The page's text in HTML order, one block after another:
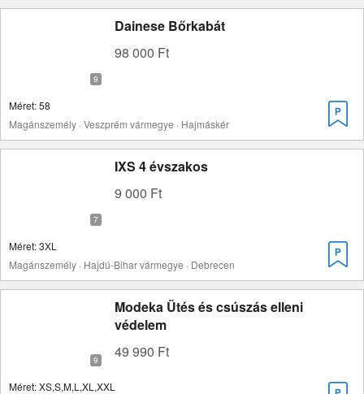
Dainese Bőrkabát
98 000 Ft
Méret: 58
Magánszemély · Veszprém vármegye · Hajmáskér
IXS 4 évszakos
9 000 Ft
Méret: 3XL
Magánszemély · Hajdú-Bihar vármegye · Debrecen
Modeka Ütés és csúszás elleni
védelem
49 990 Ft
Méret: XS,S,M,L,XL,XXL